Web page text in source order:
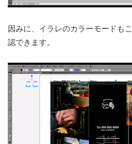
因みに、イラレのカラーモードも
認できます。